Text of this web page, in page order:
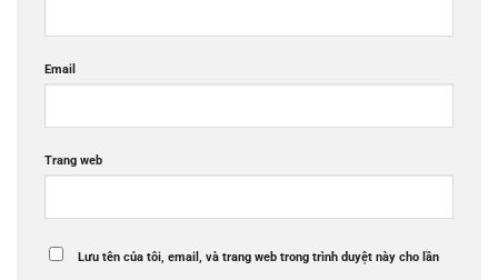
Email
Trang web
Lưu tên của tôi, email, và trang web trong trình duyệt này cho lần